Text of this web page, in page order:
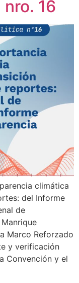
16
climática
del Informe
de
Marco Reforzado
y verificación
Convención y el